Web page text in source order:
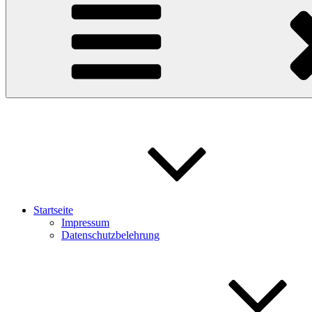
Startseite
Impressum
Datenschutzbelehrung